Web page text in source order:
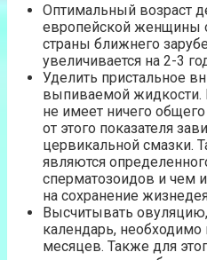
Оптимальный возраст
европейской женщины
страны ближнего
увеличивается на 2-3
Уделить пристальное
выпиваемой жидкости.
не имеет ничего
от этого показателя
цервикальной смазки.
являются
сперматозоидов и чем
на сохранение
Высчитывать
календарь,
месяцев. Также для